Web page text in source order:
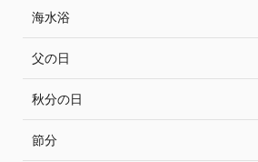
海水浴
父の日
秋分の日
節分